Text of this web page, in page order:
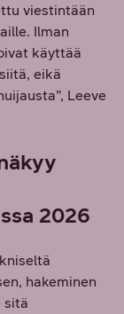
viestintään
Ilman
käyttää
eikä
Leeve
2026
hakeminen
sitä